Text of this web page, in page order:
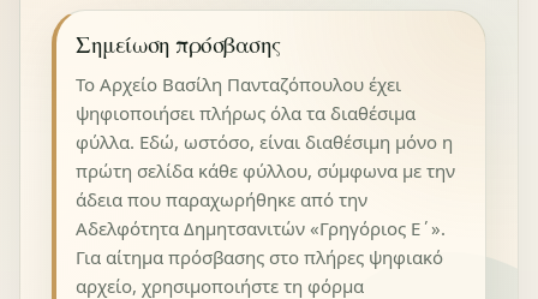
Σημείωση πρόσβασης
Το Αρχείο Βασίλη Πανταζόπουλου έχει
ψηφιοποιήσει πλήρως όλα τα διαθέσιμα
φύλλα. Εδώ, ωστόσο, είναι διαθέσιμη μόνο η
πρώτη σελίδα κάθε φύλλου, σύμφωνα με την
άδεια που παραχωρήθηκε από την
Αδελφότητα Δημητσανιτών «Γρηγόριος Ε΄».
Για αίτημα πρόσβασης στο πλήρες ψηφιακό
αρχείο, χρησιμοποιήστε τη φόρμα